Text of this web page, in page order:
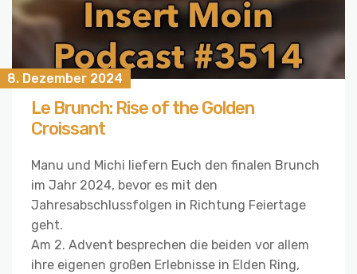
8. Dezember 2024
Le Brunch: Rise of the Golden
Croissant
Manu und Michi liefern Euch den finalen Brunch
im Jahr 2024, bevor es mit den
Jahresabschlussfolgen in Richtung Feiertage
geht.
Am 2. Advent besprechen die beiden vor allem
ihre eigenen großen Erlebnisse in Elden Ring,